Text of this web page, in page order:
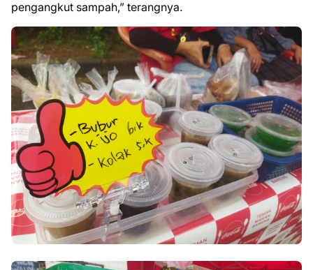
pengangkut sampah,” terangnya.